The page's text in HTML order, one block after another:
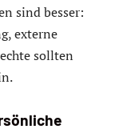
sind besser:
externe
sollten